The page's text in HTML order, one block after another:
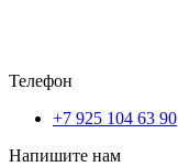
Телефон
+7 925 104 63 90
Напишите нам